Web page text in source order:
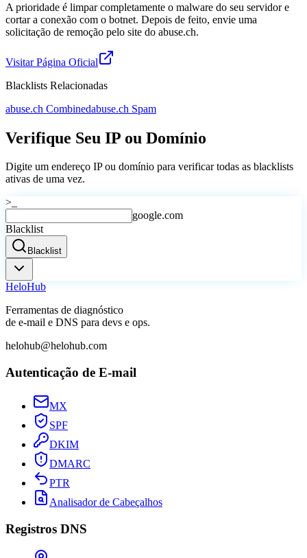
A prioridade é limpar completamente o malware do seu servidor e
cortar a conexão com o botnet. Depois de feito, envie uma
solicitação de remoção pelo site do abuse.ch.
Visitar Página Oficial
Blacklists Relacionadas
abuse.ch Combinedabuse.ch Spam
Verifique Seu IP ou Domínio
Digite um endereço IP ou domínio para verificar todas as blacklists
ativas de uma vez.
>_
google.com
Blacklist
Blacklist
HeloHub
Ferramentas de diagnóstico
de e-mail e DNS para devs e ops.
helohub@helohub.com
Autenticação de E-mail
MX
SPF
DKIM
DMARC
PTR
Analisador de Cabeçalhos
Registros DNS